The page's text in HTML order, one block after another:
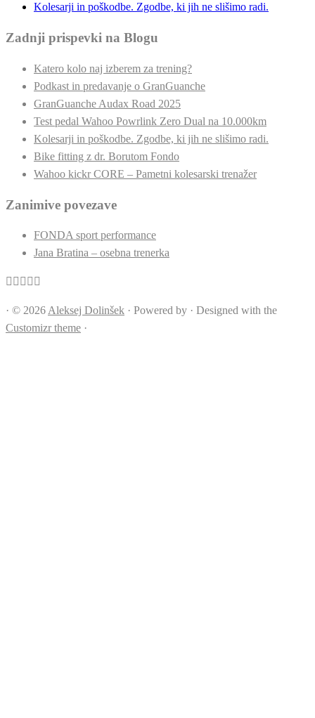
Kolesarji in poškodbe. Zgodbe, ki jih ne slišimo radi.
Zadnji prispevki na Blogu
Katero kolo naj izberem za trening?
Podkast in predavanje o GranGuanche
GranGuanche Audax Road 2025
Test pedal Wahoo Powrlink Zero Dual na 10.000km
Kolesarji in poškodbe. Zgodbe, ki jih ne slišimo radi.
Bike fitting z dr. Borutom Fondo
Wahoo kickr CORE – Pametni kolesarski trenažer
Zanimive povezave
FONDA sport performance
Jana Bratina – osebna trenerka
· © 2026 Aleksej Dolinšek · Powered by · Designed with the
Customizr theme ·